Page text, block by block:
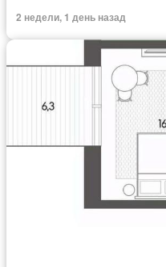
2 недели, 1 день назад